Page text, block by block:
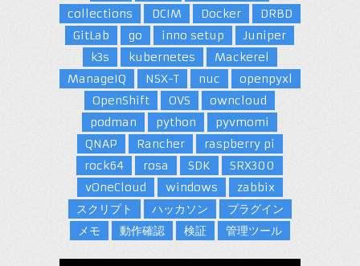
collections
DCIM Docker
DRBD
GitLab
go inno setup
Juniper
k3s
kubernetes
Mackerel
ManageIQ
NSX-T nuc
openpyxl
OpenShift
OVS
owncloud
podman
python
pyvmomi
QNAP
Rancher
raspberry pi
rock64
rosa SDK
SRX300
vOneCloud
windows
zabbix
スクリプト
ハッカソン
プラグイン
メモ
動作確認 検証 管理ツール